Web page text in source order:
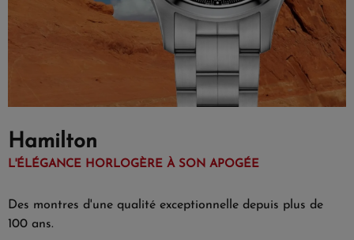
Hamilton
L'ÉLÉGANCE HORLOGÈRE À SON APOGÉE
Des montres d'une qualité exceptionnelle depuis plus de
100 ans.